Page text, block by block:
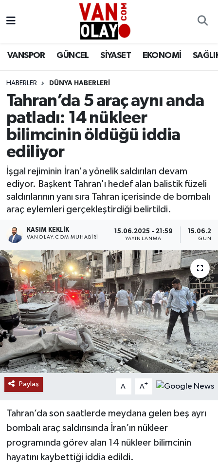
VANSPOR GÜNCEL SİYASET EKONOMİ
HABERLER DÜNYA HABERLERİ
Tahran’da 5 araç aynı anda
patladı: 14 nükleer
bilimcinin öldüğü iddia
ediliyor
İşgal rejiminin İran'a yönelik saldırıları devam
ediyor. Başkent Tahran'ı hedef alan balistik füzeli
saldırılarının yanı sıra Tahran içerisinde de bombalı
araç eylemleri gerçekleştirdiği belirtildi.
KASIM KEKLIK
VANOLAY.COM MUHABIRI
15.06.2025 - 21:59
YAYINLANMA
Paylaş A- A+
Tahran’da son saatlerde meydana gelen beş ayrı
bombalı araç saldırısında İran’ın nükleer
programında görev alan 14 nükleer bilimcinin
hayatını kaybettiği iddia edildi.
Siyaset
Ekonomi
Sağlık
Eğitim
Bilim & Teknoloji
Dünya
RESMİ İLANLAR
Van Nöbetçi Eczaneler
Van Namaz Vakitleri
Van Trafik Yoğunluk Haritası
Süper Lig Puan Durumu ve Fikstür
Tüm Manşetler
Son Dakika Haberleri
Haber Arşivi